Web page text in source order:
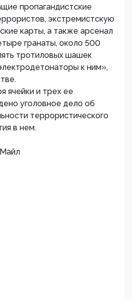
пропагандистские
экстремистскую
карты, а также арсенал
гранаты, около 500
тротиловых шашек
к ним»,
ячейки и трех ее
уголовное дело об
террористического
в нем.